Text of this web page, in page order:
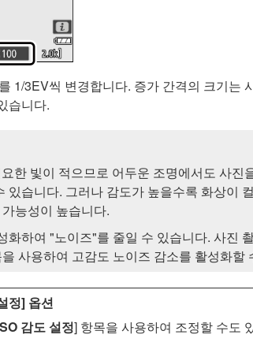
1/3EV씩 변경합니다. 증가 간격의 크기는
습니다.
한 빛이 적으므로 어두운 조명에서도 사진
있습니다. 그러나 감도가 높을수록 화상이
능성이 높습니다.
화하여 "노이즈"를 줄일 수 있습니다. 사진
사용하여 고감도 노이즈 감소를 활성화할
정] 옵션
감도 설정] 항목을 사용하여 조정할 수도